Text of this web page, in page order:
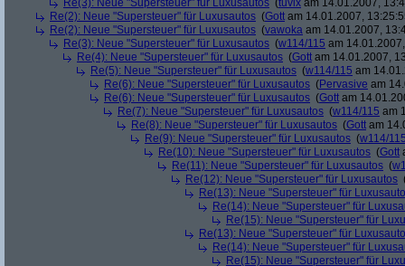
Re(3): Neue "Supersteuer" für Luxusautos (tuvix am 14.01.2007,
Re(2): Neue "Supersteuer" für Luxusautos (Gott am 14.01.2007,
Re(2): Neue "Supersteuer" für Luxusautos (vawoka am 14.01.2007,
Re(3): Neue "Supersteuer" für Luxusautos (w114/115 am
Re(4): Neue "Supersteuer" für Luxusautos (Gott am 14.01.2007,
Re(5): Neue "Supersteuer" für Luxusautos (w114/115 am
Re(6): Neue "Supersteuer" für Luxusautos (Pervasive am
Re(6): Neue "Supersteuer" für Luxusautos (Gott am
Re(7): Neue "Supersteuer" für Luxusautos (w114/115 am
Re(8): Neue "Supersteuer" für Luxusautos (Gott am
Re(9): Neue "Supersteuer" für Luxusautos (w114/
Re(10): Neue "Supersteuer" für Luxusautos (Gott
Re(11): Neue "Supersteuer" für Luxusautos (
Re(12): Neue "Supersteuer" für Luxusautos
Re(13): Neue "Supersteuer" für
Re(14): Neue "Supersteuer" für
Re(15): Neue "Supersteuer" für
Re(13): Neue "Supersteuer" für
Re(14): Neue "Supersteuer" für
Re(15): Neue "Supersteuer" für